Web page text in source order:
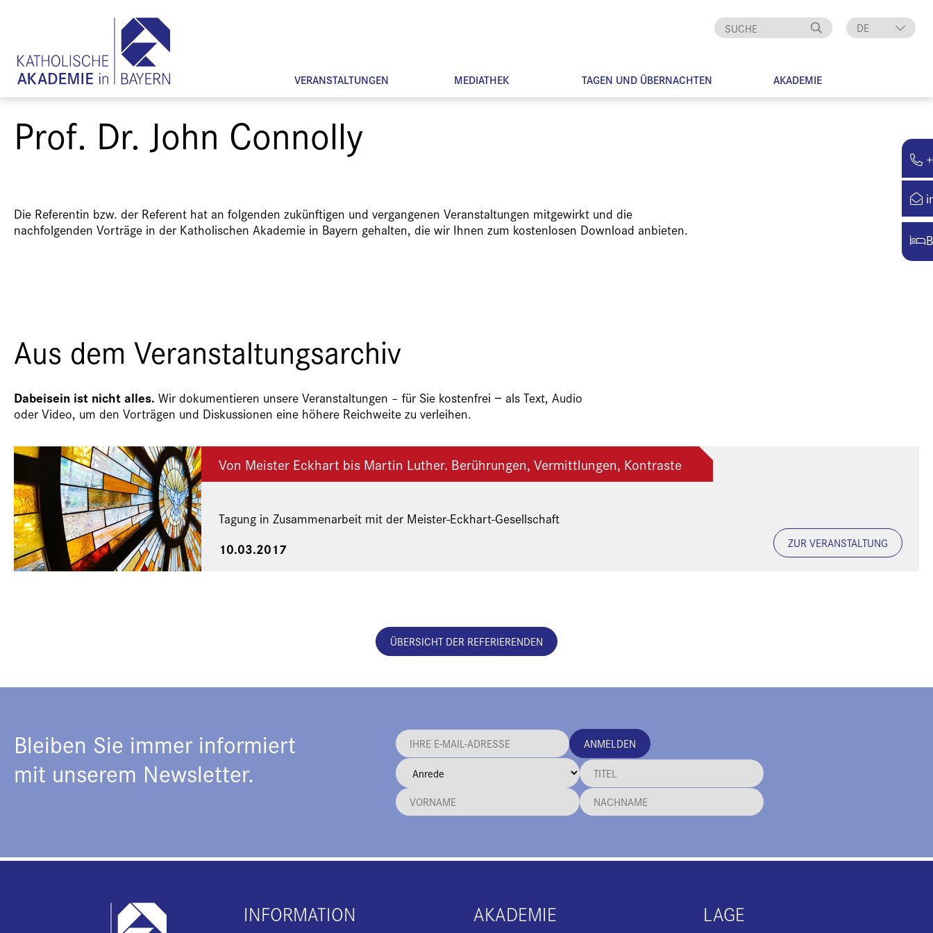
DE
VERANSTALTUNGEN MEDIATHEK TAGEN UND ÜBERNACHTEN AKADEMIE
Prof. Dr. John Connolly
Die Referentin bzw. der Referent hat an folgenden zukünftigen und vergangenen Veranstaltungen mitgewirkt und die
nachfolgenden Vorträge in der Katholischen Akademie in Bayern gehalten, die wir Ihnen zum kostenlosen Download anbieten.
Aus dem Veranstaltungsarchiv
Dabeisein ist nicht alles. Wir dokumentieren unsere Veranstaltungen – für Sie kostenfrei − als Text, Audio
oder Video, um den Vorträgen und Diskussionen eine höhere Reichweite zu verleihen.
Von Meister Eckhart bis Martin Luther. Berührungen, Vermittlungen, Kontraste
Tagung in Zusammenarbeit mit der Meister-Eckhart-Gesellschaft
10.03.2017 ZUR VERANSTALTUNG
ÜBERSICHT DER REFERIERENDEN
Bleiben Sie immer informiert
mit unserem Newsletter.
ANMELDEN
INFORMATION AKADEMIE LAGE